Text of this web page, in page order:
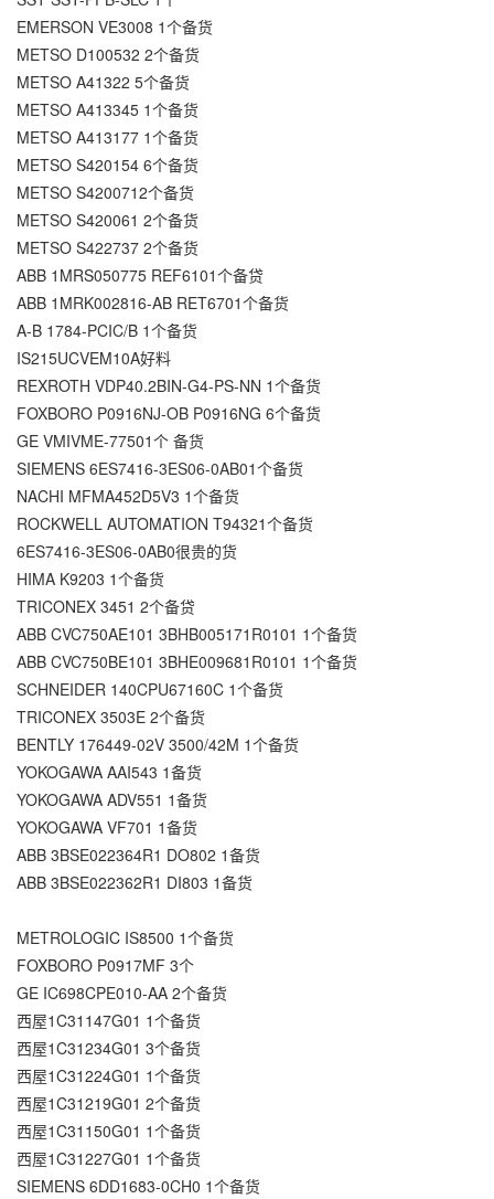
EMERSON VE3008 1个备货
METSO D100532 2个备货
METSO A41322 5个备货
METSO A413345 1个备货
METSO A413177 1个备货
METSO S420154 6个备货
METSO S4200712个备货
METSO S420061 2个备货
METSO S422737 2个备货
ABB 1MRS050775 REF6101个备贷
ABB 1MRK002816-AB RET6701个备货
A-B 1784-PCIC/B 1个备货
IS215UCVEM10A好料
REXROTH VDP40.2BIN-G4-PS-NN 1个备货
FOXBORO P0916NJ-OB P0916NG 6个备货
GE VMIVME-77501个 备货
SIEMENS 6ES7416-3ES06-0AB01个备货
NACHI MFMA452D5V3 1个备货
ROCKWELL AUTOMATION T94321个备货
6ES7416-3ES06-0AB0很贵的货
HIMA K9203 1个备货
TRICONEX 3451 2个备贷
ABB CVC750AE101 3BHB005171R0101 1个备货
ABB CVC750BE101 3BHE009681R0101 1个备货
SCHNEIDER 140CPU67160C 1个备货
TRICONEX 3503E 2个备货
BENTLY 176449-02V 3500/42M 1个备货
YOKOGAWA AAI543 1备货
YOKOGAWA ADV551 1备货
YOKOGAWA VF701 1备货
ABB 3BSE022364R1 DO802 1备货
ABB 3BSE022362R1 DI803 1备货
METROLOGIC IS8500 1个备货
FOXBORO P0917MF 3个
GE IC698CPE010-AA 2个备货
西屋1C31147G01 1个备货
西屋1C31234G01 3个备货
西屋1C31224G01 1个备货
西屋1C31219G01 2个备货
西屋1C31150G01 1个备货
西屋1C31227G01 1个备货
SIEMENS 6DD1683-0CH0 1个备货